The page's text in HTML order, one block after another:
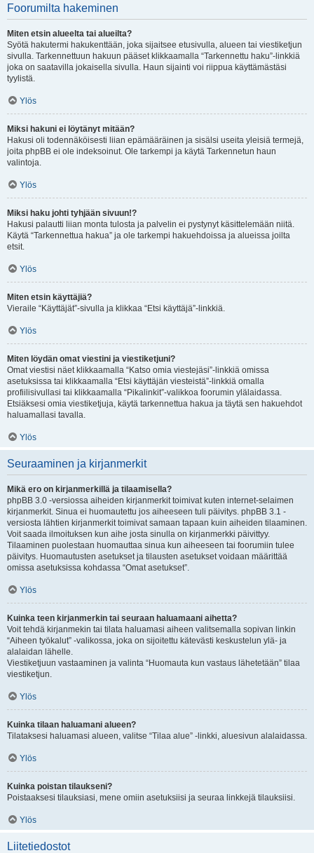
Foorumilta hakeminen
Miten etsin alueelta tai alueilta?
Syötä hakutermi hakukenttään, joka sijaitsee etusivulla, alueen tai viestiketjun
sivulla. Tarkennettuun hakuun pääset klikkaamalla “Tarkennettu haku”-linkkiä
joka on saatavilla jokaisella sivulla. Haun sijainti voi riippua käyttämästäsi
tyylistä.
Ylös
Miksi hakuni ei löytänyt mitään?
Hakusi oli todennäköisesti liian epämääräinen ja sisälsi useita yleisiä termejä,
joita phpBB ei ole indeksoinut. Ole tarkempi ja käytä Tarkennetun haun
valintoja.
Ylös
Miksi haku johti tyhjään sivuun!?
Hakusi palautti liian monta tulosta ja palvelin ei pystynyt käsittelemään niitä.
Käytä “Tarkennettua hakua” ja ole tarkempi hakuehdoissa ja alueissa joilta
etsit.
Ylös
Miten etsin käyttäjiä?
Vieraile “Käyttäjät”-sivulla ja klikkaa “Etsi käyttäjä”-linkkiä.
Ylös
Miten löydän omat viestini ja viestiketjuni?
Omat viestisi näet klikkaamalla “Katso omia viestejäsi”-linkkiä omissa
asetuksissa tai klikkaamalla “Etsi käyttäjän viesteistä”-linkkiä omalla
profiilisivullasi tai klikkaamalla “Pikalinkit”-valikkoa foorumin ylälaidassa.
Etsiäksesi omia viestiketjuja, käytä tarkennettua hakua ja täytä sen hakuehdot
haluamallasi tavalla.
Ylös
Seuraaminen ja kirjanmerkit
Mikä ero on kirjanmerkillä ja tilaamisella?
phpBB 3.0 -versiossa aiheiden kirjanmerkit toimivat kuten internet-selaimen
kirjanmerkit. Sinua ei huomautettu jos aiheeseen tuli päivitys. phpBB 3.1 -
versiosta lähtien kirjanmerkit toimivat samaan tapaan kuin aiheiden tilaaminen.
Voit saada ilmoituksen kun aihe josta sinulla on kirjanmerkki päivittyy.
Tilaaminen puolestaan huomauttaa sinua kun aiheeseen tai foorumiin tulee
päivitys. Huomautusten asetukset ja tilausten asetukset voidaan määrittää
omissa asetuksissa kohdassa “Omat asetukset”.
Ylös
Kuinka teen kirjanmerkin tai seuraan haluamaani aihetta?
Voit tehdä kirjanmekin tai tilata haluamasi aiheen valitsemalla sopivan linkin
“Aiheen työkalut” -valikossa, joka on sijoitettu kätevästi keskustelun ylä- ja
alalaidan lähelle.
Viestiketjuun vastaaminen ja valinta “Huomauta kun vastaus lähetetään” tilaa
viestiketjun.
Ylös
Kuinka tilaan haluamani alueen?
Tilataksesi haluamasi alueen, valitse “Tilaa alue” -linkki, aluesivun alalaidassa.
Ylös
Kuinka poistan tilaukseni?
Poistaaksesi tilauksiasi, mene omiin asetuksiisi ja seuraa linkkejä tilauksiisi.
Ylös
Liitetiedostot